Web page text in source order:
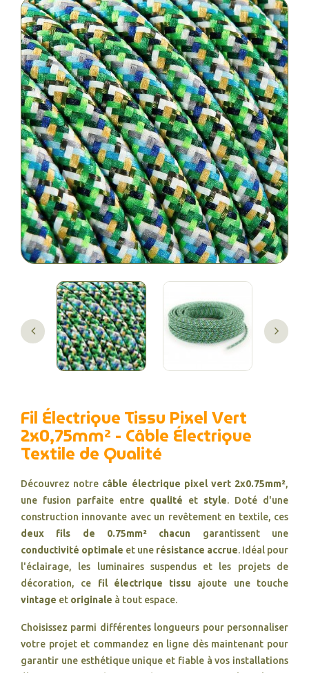
Fil Électrique Tissu Pixel Vert
2x0,75mm² - Câble Électrique
Textile de Qualité
Découvrez notre câble électrique pixel vert 2x0.75mm²,
une fusion parfaite entre qualité et style. Doté d'une
construction innovante avec un revêtement en textile, ces
deux fils de 0.75mm² chacun garantissent une
conductivité optimale et une résistance accrue. Idéal pour
l'éclairage, les luminaires suspendus et les projets de
décoration, ce fil électrique tissu ajoute une touche
vintage et originale à tout espace.
Choisissez parmi différentes longueurs pour personnaliser
votre projet et commandez en ligne dès maintenant pour
garantir une esthétique unique et fiable à vos installations